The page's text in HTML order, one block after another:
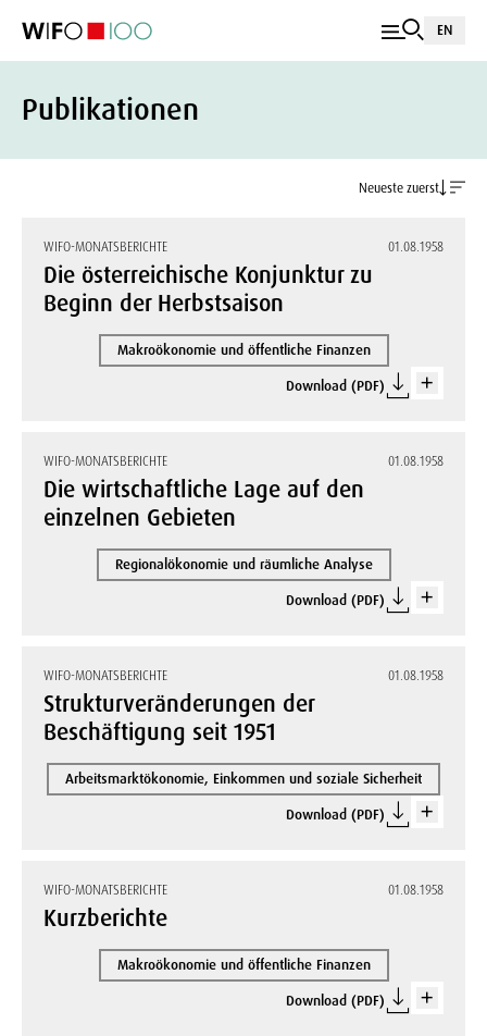
EN
Publikationen
Neueste zuerst
WIFO-MONATSBERICHTE 01.08.1958
Die österreichische Konjunktur zu
Beginn der Herbstsaison
Makroökonomie und öffentliche Finanzen
Download (PDF)
WIFO-MONATSBERICHTE 01.08.1958
Die wirtschaftliche Lage auf den
einzelnen Gebieten
Regionalökonomie und räumliche Analyse
Download (PDF)
WIFO-MONATSBERICHTE 01.08.1958
Strukturveränderungen der
Beschäftigung seit 1951
Arbeitsmarktökonomie, Einkommen und soziale Sicherheit
Download (PDF)
WIFO-MONATSBERICHTE 01.08.1958
Kurzberichte
Makroökonomie und öffentliche Finanzen
Download (PDF)